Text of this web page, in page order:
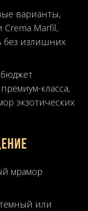
варианты,
Crema Marfil,
без излишних
класса,
экзотических
мрамор
или